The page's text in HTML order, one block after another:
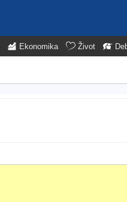
Ekonomika Život